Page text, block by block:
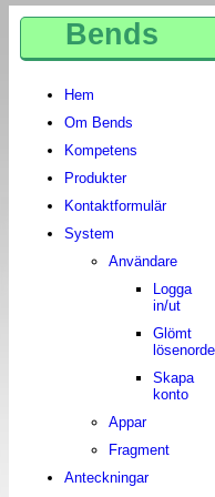
Bends
Hem
Om Bends
Kompetens
Produkter
Kontaktformulär
System
Användare
Logga
in/ut
Glömt
Skapa
konto
Appar
Fragment
Anteckningar